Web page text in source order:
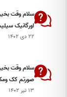
سلام وقت
اورگانیک
۲۲ دی ۱۴۰۲
صورتم کک
۱۳ تیر ۱۴۰۲